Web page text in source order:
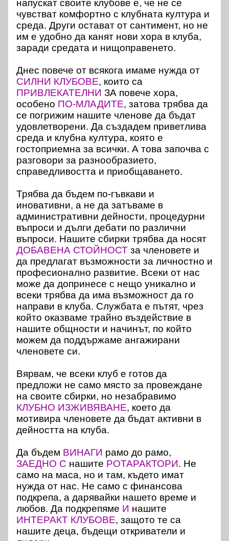
напускат своите клубове е, че не се
чувстват комфортно с клубната култура и
среда. Други остават от сантимент, но не
им е удобно да канят нови хора в клуба,
заради средата и нищоправенето.
Днес повече от всякога имаме нужда от
СИЛНИ КЛУБОВЕ, които са
ПРИВЛЕКАТЕЛНИ ЗА повече хора,
особено ПО-МЛАДИТЕ, затова трябва да
се погрижим нашите членове да бъдат
удовлетворени. Да създадем приветлива
среда и клубна култура, която е
гостоприемна за всички. А това започва с
разговори за разнообразието,
справедливостта и приобщаването.
Трябва да бъдем по-гъвкави и
иновативни, а не да затъваме в
административни дейности, процедурни
въпроси и дълги дебати по различни
въпроси. Нашите сбирки трябва да носят
ДОБАВЕНА СТОЙНОСТ за членовете и
да предлагат възможности за личностно и
професионално развитие. Всеки от нас
може да допринесе с нещо уникално и
всеки трябва да има възможност да го
направи в клуба. Службата е пътят, чрез
който оказваме трайно въздействие в
нашите общности и начинът, по който
можем да поддържаме ангажирани
членовете си.
Вярвам, че всеки клуб е готов да
предложи не само място за провеждане
на своите сбирки, но незабравимо
КЛУБНО ИЗЖИВЯВАНЕ, което да
мотивира членовете да бъдат активни в
дейността на клуба.
Да бъдем ВИНАГИ рамо до рамо,
ЗАЕДНО С нашите РОТАРАКТОРИ. Не
само на маса, но и там, където имат
нужда от нас. Не само с финансова
подкрепа, а дарявайки нашето време и
любов. Да подкрепяме И нашите
ИНТЕРАКТ КЛУБОВЕ, защото те са
нашите деца, бъдещи откриватели и